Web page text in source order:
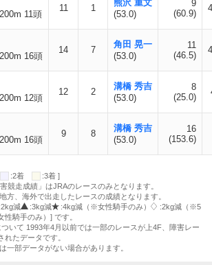
11頭
11 1
熊沢 重文
(53.0)
9
(60.9)
16頭
14 7
角田 晃一
(53.0)
11
(46.5)
12頭
12 2
溝橋 秀吉
(53.0)
8
(25.0)
16頭
9 8
溝橋 秀吉
(53.0)
16
(153.6)
:2着
:3着 ]
競走成績」はJRAのレースのみとなります。
方、海外で出走したレースの成績となります。
:2kg減 :3kg減 :4kg減（※女性騎手のみ）
:2kg減（※5
騎手のみ）] です。
いて 1993年4月以前では一部のレースが上4F、障害レー
れたデータです。
一部データがない場合があります。